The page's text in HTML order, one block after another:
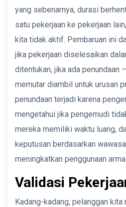
yang sebenarnya, durasi
satu pekerjaan ke pekerjaan
kita tidak aktif. Pembaruan ini
jika pekerjaan diselesaikan
ditentukan, jika ada penundaan
memutar diambil untuk urusan
penundaan terjadi karena
mengetahui jika pengemudi
mereka memiliki waktu luang,
keputusan berdasarkan
meningkatkan penggunaan
Validasi
Kadang-kadang, pelanggan kita